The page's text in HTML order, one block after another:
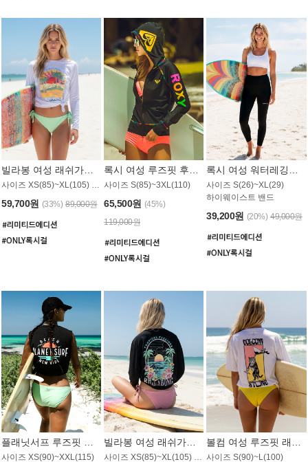
59,700원 (33%) 89,000원
사이즈 S(85)~3XL(110)
65,500원 (45%)
119,000원
사이즈 S(26)~XL(29)
하이웨이스트 밴드
39,200원 (20%) 49,000원
사이즈 XS(90)~XXL(115) 사이즈 XS(85)~XL(105) / 오버핏 사이즈 S(90)~L(100)